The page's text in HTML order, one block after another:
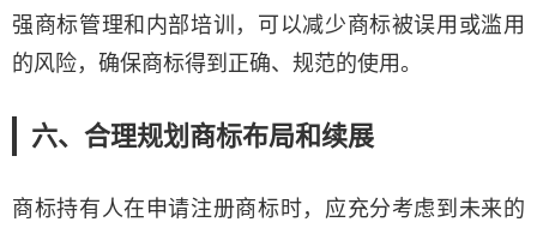
强商标管理和内部培训，可以减少商标被误用或滥用
的风险，确保商标得到正确、规范的使用。
六、合理规划商标布局和续展
商标持有人在申请注册商标时，应充分考虑到未来的